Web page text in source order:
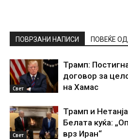
ПОВРЗАНИ НАПИСИ ПОВЕЌЕ
Свет
Трамп:
договор за
на Хамас
Свет
Трамп и
Белата куќа:
врз Иран“